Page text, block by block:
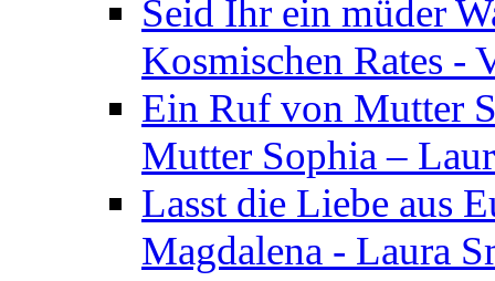
Seid Ihr ein müder
Kosmischen Rates -
Ein Ruf von Mutter
Mutter Sophia –
Lasst die Liebe aus
Magdalena - Laura